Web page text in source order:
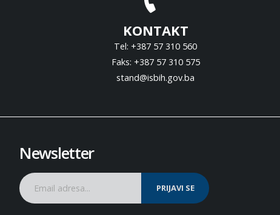
KONTAKT
Tel: +387 57 310 560
Faks: +387 57 310 575
stand@isbih.gov.ba
Newsletter
PRIJAVI SE